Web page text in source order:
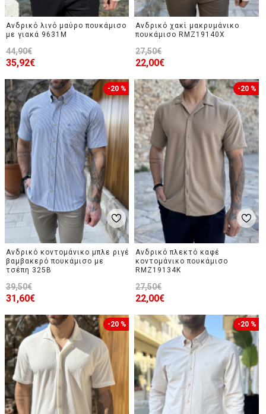
Ανδρικό λινό μαύρο πουκάμισο
με γιακά 9631M
35,92€
44,90€
Ανδρικό χακί μακρυμάνικο
πουκάμισο RMZ19140X
22,00€
27,50€
-20 %
Ανδρικό κοντομάνικο μπλε ριγέ
βαμβακερό πουκάμισο με
τσέπη 325B
31,60€
39,50€
-20 %
Ανδρικό πλεκτό καφέ
κοντομάνικο πουκάμισο
RMZ19134K
22,00€
27,50€
-20 % -20 %